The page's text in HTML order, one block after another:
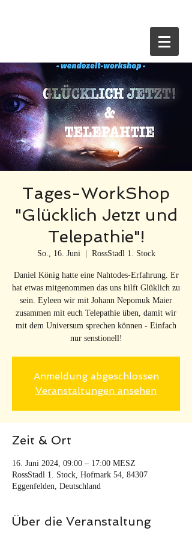
Tages-WorkShop
"Glücklich Jetzt und
Telepathie"!
So., 16. Juni
  |
RossStadl 1. Stock
Daniel König hatte eine Nahtodes-Erfahrung. Er
hat etwas mitgenommen das uns hilft Glüklich zu
sein. Eyleen wir mit Johann Nepomuk Maier
zusammen mit euch Telepathie üben, damit wir
mit dem Universum sprechen können - Einfach
nur senstionell!
Anmeldung abgeschlossen
Veranstaltungen ansehen
Zeit & Ort
16. Juni 2024, 09:00 – 17:00 MESZ
RossStadl 1. Stock, Hofmark 54, 84307
Eggenfelden, Deutschland
Über die Veranstaltung